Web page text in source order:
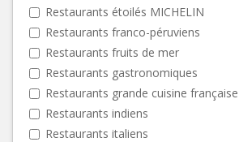
Restaurants étoilés MICHELIN
Restaurants franco-péruviens
Restaurants fruits de mer
Restaurants gastronomiques
Restaurants grande cuisine française
Restaurants indiens
Restaurants italiens